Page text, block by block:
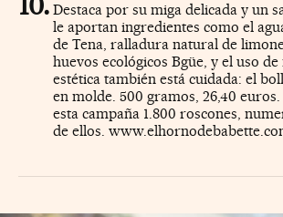
Destaca por su miga delicada y un
le aportan ingredientes como el
de Tena, ralladura natural de
huevos ecológicos Bgüe, y el uso
estética también está cuidada: el
en molde. 500 gramos, 26,40
esta campaña 1.800 roscones,
de ellos.